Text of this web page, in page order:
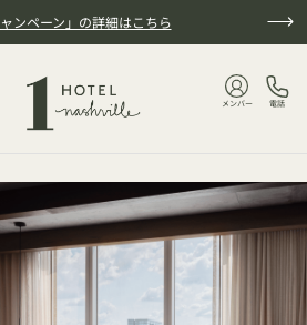
ャンペーン」の詳細はこちら
メンバー 電話